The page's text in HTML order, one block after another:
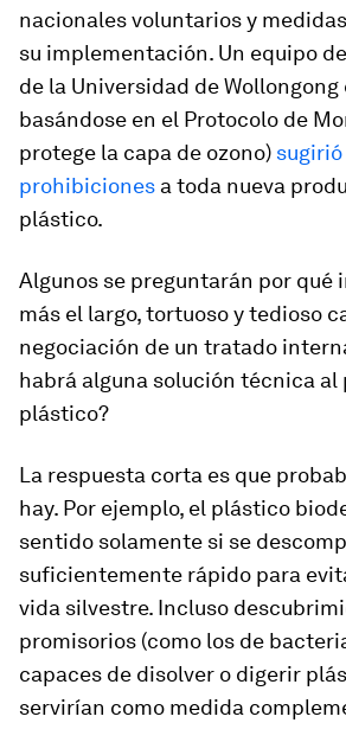
nacionales voluntarios y
su implementación. Un equipo
de la Universidad de
basándose en el Protocolo de
protege la capa de ozono)
prohibiciones a toda nueva
plástico.
Algunos se preguntarán por qué
más el largo, tortuoso y tedioso
negociación de un tratado
habrá alguna solución técnica al
plástico?
La respuesta corta es que
hay. Por ejemplo, el plástico
sentido solamente si se
suficientemente rápido para
vida silvestre. Incluso
promisorios (como los de
capaces de disolver o digerir
servirían como medida